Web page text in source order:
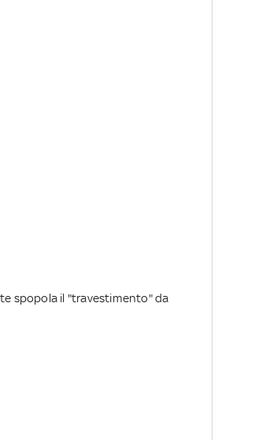
spopola il "travestimento" da